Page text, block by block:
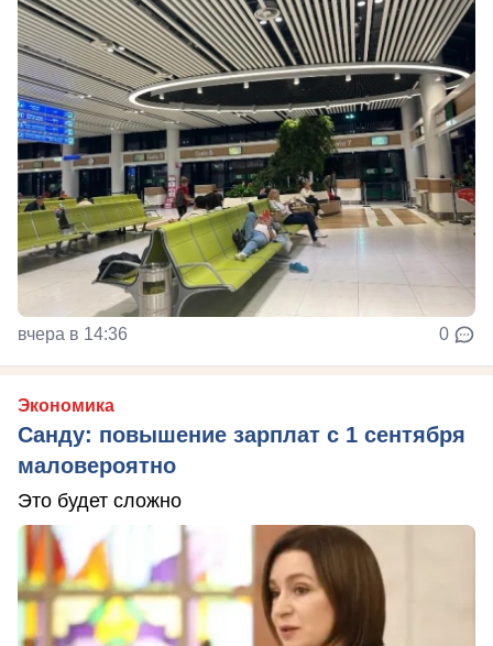
вчера в 14:36 0
Экономика
Санду: повышение зарплат с 1 сентября
маловероятно
Это будет сложно